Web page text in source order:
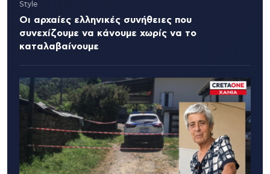
Style
Οι αρχαίες ελληνικές συνήθειες που
συνεχίζουμε να κάνουμε χωρίς να το
καταλαβαίνουμε